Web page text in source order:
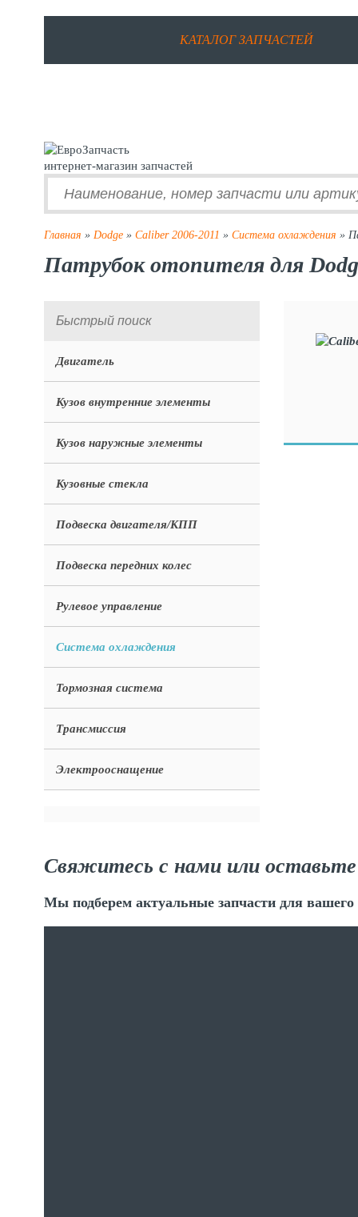
КАТАЛОГ ЗАПЧАСТЕЙ
интернет-магазин запчастей
Главная » Dodge » Caliber 2006-2011 » Система охлаждения »
Патрубок отопителя для
Двигатель
Кузов внутренние элементы
Кузов наружные элементы
Кузовные стекла
Подвеска двигателя/КПП
Подвеска передних колес
Рулевое управление
Система охлаждения
Тормозная система
Трансмиссия
Электрооснащение
Свяжитесь с нами или оставьте
Мы подберем актуальные запчасти для вашего